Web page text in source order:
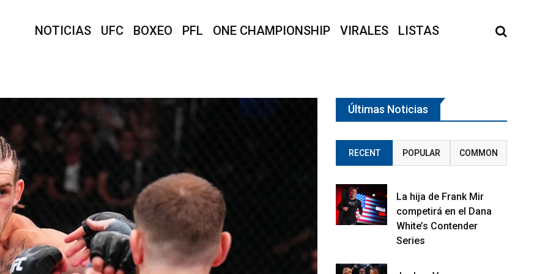
NOTICIAS UFC BOXEO PFL ONE CHAMPIONSHIP VIRALES LISTAS
Últimas Noticias
RECENT POPULAR COMMON
La hija de Frank Mir
competirá en el Dana
White’s Contender
Series